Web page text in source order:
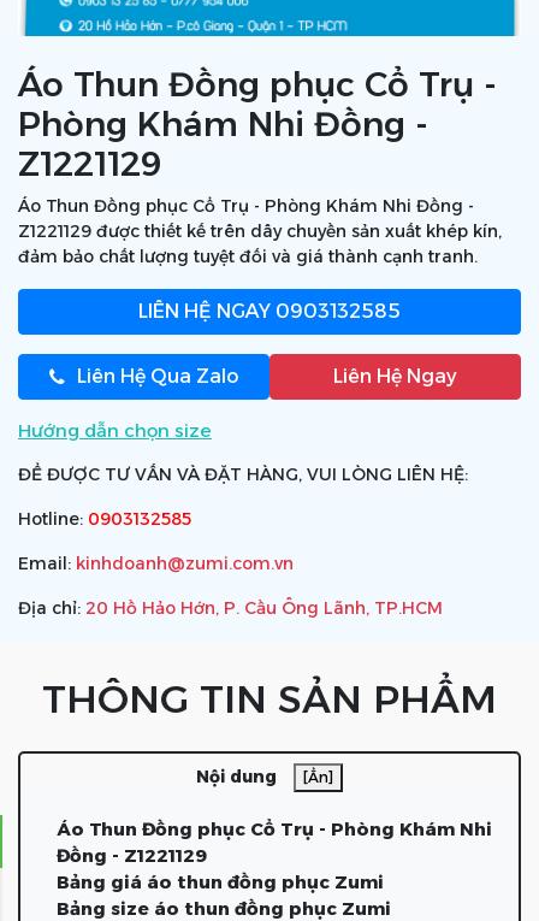
Áo Thun Đồng phục Cổ Trụ -
Phòng Khám Nhi Đồng -
Z1221129
Áo Thun Đồng phục Cổ Trụ - Phòng Khám Nhi Đồng -
Z1221129 được thiết kế trên dây chuyền sản xuất khép kín,
đảm bảo chất lượng tuyệt đối và giá thành cạnh tranh.
LIÊN HỆ NGAY 0903132585
Liên Hệ Qua Zalo Liên Hệ Ngay
Hướng dẫn chọn size
ĐỂ ĐƯỢC TƯ VẤN VÀ ĐẶT HÀNG, VUI LÒNG LIÊN HỆ:
Hotline: 0903132585
Email: kinhdoanh@zumi.com.vn
Địa chỉ: 20 Hồ Hảo Hớn, P. Cầu Ông Lãnh, TP.HCM
THÔNG TIN SẢN PHẨM
Nội dung [Ẩn]
Áo Thun Đồng phục Cổ Trụ - Phòng Khám Nhi
Đồng - Z1221129
Bảng giá áo thun đồng phục Zumi
Bảng size áo thun đồng phục Zumi